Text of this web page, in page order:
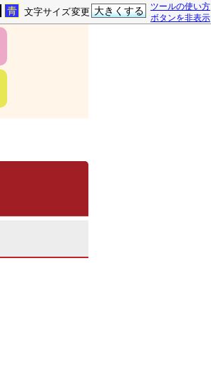
ツールの使い方
ボタンを非表示
文字サイズ変更 大きくする
青